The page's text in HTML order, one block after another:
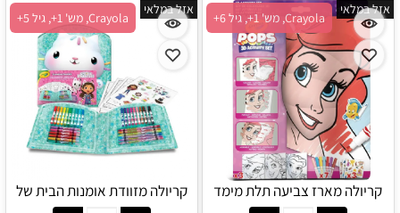
Crayola, מש' 1+, גיל 6+
אזל במלאי
קריולה מארז צביעה תלת מימד
Crayola, מש' 1+, גיל 5+
אזל במלאי
קריולה מזוודת אומנות הבית של